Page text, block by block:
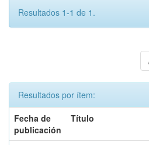
Resultados 1-1 de 1.
Resultados por ítem:
Fecha de
publicación
Título